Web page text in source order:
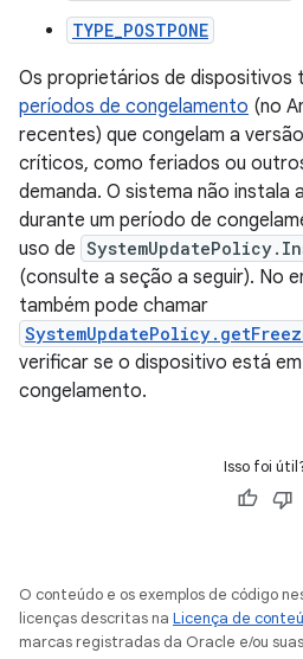
TYPE_POSTPONE
Os proprietários de dispositivos
períodos de congelamento (no
recentes) que congelam a
críticos, como feriados ou
demanda. O sistema não instala
durante um período de
uso de
(consulte a seção a seguir). No
também pode chamar
verificar se o dispositivo está
congelamento.
Isso foi
O conteúdo e os exemplos de código
licenças descritas na Licença de
marcas registradas da Oracle e/ou